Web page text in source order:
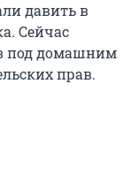
давить в
Сейчас
под домашним
прав.